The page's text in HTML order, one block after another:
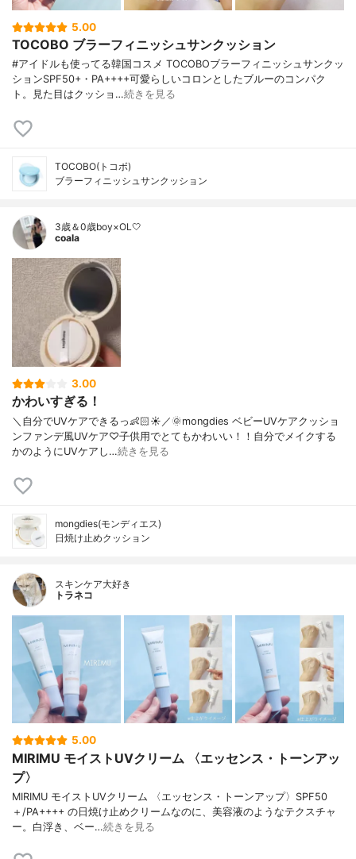
5.00
TOCOBO ブラーフィニッシュサンクッション
#アイドルも使ってる韓国コスメ TOCOBOブラーフィニッシュサンクッ
ションSPF50+・PA++++可愛らしいコロンとしたブルーのコンパク
ト。見た目はクッショ…続きを見る
TOCOBO(トコボ)
ブラーフィニッシュサンクッション
3歳＆0歳boy×OL🤍
coala
3.00
かわいすぎる！
＼自分でUVケアできるっ👶🏻☀️／🌞mongdies ベビーUVケアクッショ
ンファンデ風UVケア♡子供用でとてもかわいい！！自分でメイクする
かのようにUVケアし…続きを見る
mongdies(モンディエス)
日焼け止めクッション
スキンケア大好き
トラネコ
5.00
MIRIMU モイストUVクリーム 〈エッセンス・トーンアッ
プ〉
MIRIMU モイストUVクリーム 〈エッセンス・トーンアップ〉SPF50
＋/PA++++ の日焼け止めクリームなのに、美容液のようなテクスチャ
ー。白浮き、ベー…続きを見る